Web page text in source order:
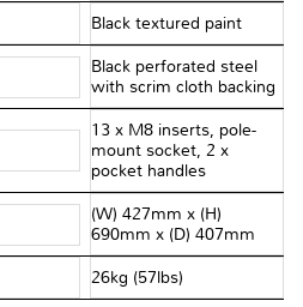
Black textured paint
Black perforated steel
with scrim cloth backing
13 x M8 inserts, pole-
mount socket, 2 x
pocket handles
(W) 427mm x (H)
690mm x (D) 407mm
26kg (57lbs)